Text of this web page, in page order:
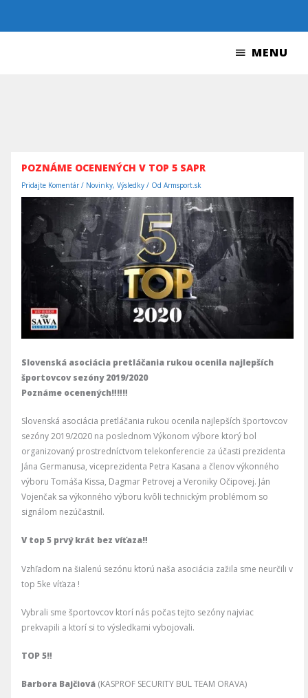
MENU
MENU
POZNÁME OCENENÝCH V TOP 5 SAPR
Pridajte Komentár / Novinky,Výsledky / Od Armsport.sk
Slovenská asociácia pretláčania rukou ocenila najlepších
športovcov sezóny 2019/2020
Poznáme ocenených‼️‼️‼️
Slovenská asociácia pretláčania rukou ocenila najlepších športovcov
sezóny 2019/2020 na poslednom Výkonom výbore ktorý bol
organizovaný prostredníctvom telekonferencie za účasti prezidenta
Jána Germanusa, viceprezidenta Petra Kasana a členov výkonného
výboru Tomáša Kissa, Dagmar Petrovej a Veroniky Očipovej. Ján
Vojenčak sa výkonného výboru kvôli technickým problémom so
signálom nezúčastnil.
V top 5 prvý krát bez víťaza‼️
Vzhľadom na šialenú sezónu ktorú naša asociácia zažila sme neurčili v
top 5ke víťaza !
Vybrali sme športovcov ktorí nás počas tejto sezóny najviac
prekvapili a ktorí si to výsledkami vybojovali.
TOP 5‼️
Barbora Bajčiová (KASPROF SECURITY BUL TEAM ORAVA)